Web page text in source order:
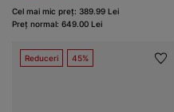
Cel mai mic preț: 389.99 Lei
Preț normal: 649.00 Lei
Reduceri 45%